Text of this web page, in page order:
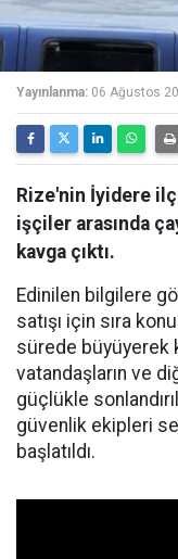
Yayınlanma: 06 Ağustos
Rize'nin İyidere
işçiler arasında
kavga çıktı.
Edinilen bilgilere
satışı için sıra
sürede büyüyerek
vatandaşların ve
güçlükle
güvenlik ekipleri
başlatıldı.